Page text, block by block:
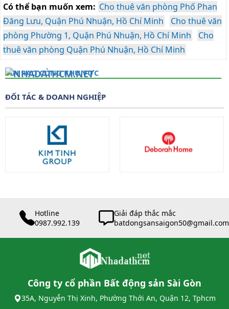
Có thể bạn muốn xem: Cho thuê văn phòng Phố Phan
Đăng Lưu, Quận Phú Nhuận, Hồ Chí Minh
Cho thuê văn
phòng Phường 1, Quận Phú Nhuận, Hồ Chí Minh
Cho
thuê văn phòng Quận Phú Nhuận, Hồ Chí Minh
TIN RAO CÙNG KHU VỰC
ĐỐI TÁC & DOANH NGHIỆP
Hotline
0987.992.139
Giải đáp thắc mắc
batdongsansaigon50@gmail.com
Công ty cổ phần Bất động sản Sài Gòn
35A, Nguyễn Thị Xinh, Phường Thới An, Quận 12, Tphcm